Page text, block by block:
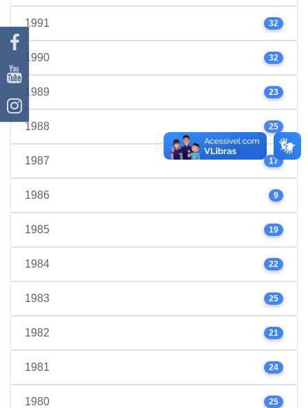
1991 32
1990 32
1989 23
1988 25
1987 17
1986 9
1985 19
1984 22
1983 25
1982 21
1981 24
1980 25